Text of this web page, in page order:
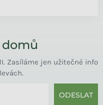
domů
Zasíláme jen užitečné info
ODESLAT